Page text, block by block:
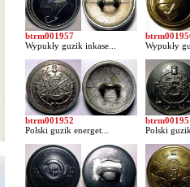
btrm001957
Wypukły guzik inkase...
Wypukły
btrm001952
Polski guzik energet...
Polski